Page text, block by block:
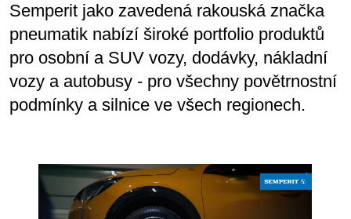
Semperit jako zavedená rakouská značka
pneumatik nabízí široké portfolio produktů
pro osobní a SUV vozy, dodávky, nákladní
vozy a autobusy - pro všechny povětrnostní
podmínky a silnice ve všech regionech.